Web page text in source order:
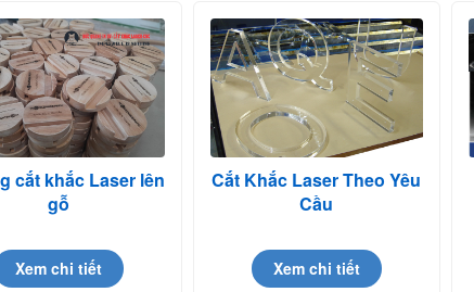
cắt khắc Laser lên
gỗ
Xem chi tiết
Cắt Khắc Laser Theo Yêu
Cầu
Xem chi tiết